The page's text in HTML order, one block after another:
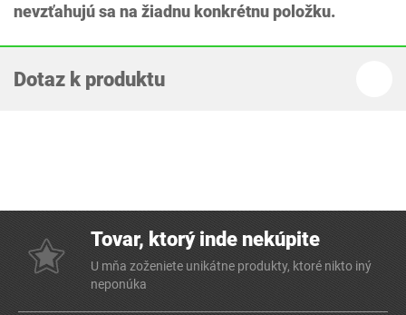
nevzťahujú sa na žiadnu konkrétnu položku.
Dotaz k produktu
Tovar, ktorý inde nekúpite
U mňa zoženiete unikátne produkty, ktoré nikto iný
neponúka